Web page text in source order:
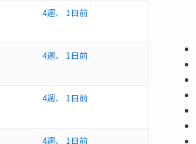
4週、 1日前
4週、 1日前
4週、 1日前
4週、 1日前